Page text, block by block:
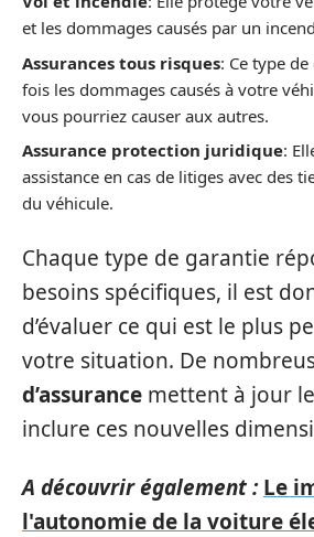
et les dommages causés par un
Assurances tous risques: Ce type
fois les dommages causés à votre
vous pourriez causer aux autres.
Assurance protection juridique:
assistance en cas de litiges avec des
du véhicule.
Chaque type de garantie
besoins spécifiques, il est
d’évaluer ce qui est le plus
votre situation. De
d’assurance mettent à jour
inclure ces nouvelles
A découvrir également : Le
l'autonomie de la voiture